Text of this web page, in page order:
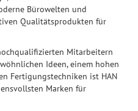
Bürowelten und
Qualitätsprodukten für
Mitarbeitern
Ideen, einem hohen
Fertigungstechniken ist HAN
Marken für